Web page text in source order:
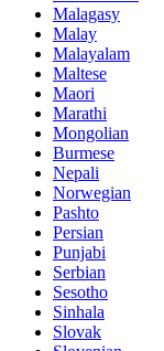
Malagasy
Malay
Malayalam
Maltese
Maori
Marathi
Mongolian
Burmese
Nepali
Norwegian
Pashto
Persian
Punjabi
Serbian
Sesotho
Sinhala
Slovak